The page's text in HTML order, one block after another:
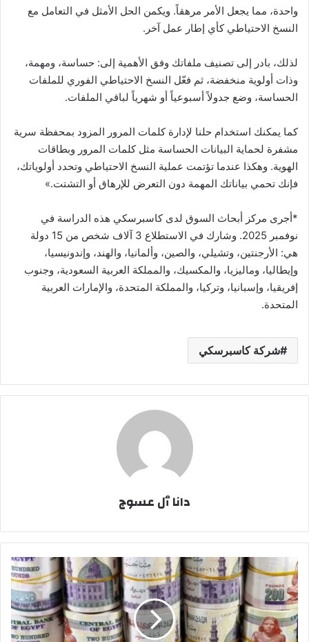
واحدة، مما يجعل الأمر مرهقاً. ويكمن الحل الأمثل في التعامل مع
النسخ الاحتياطي كأي إطار عمل آخر.
لذلك، بادر إلى تصنيف ملفاتك وفق الأهمية إلى: حساسة، ومهمة،
وذات أولوية منخفضة، ثم فعّل النسخ الاحتياطي الفوري للملفات
الحساسة، وضع جدولاً أسبوعياً أو شهرياً لباقي الملفات.
كما يمكنك استخدام حلنا لإدارة كلمات المرور المزود بمحفظة سرية
مشفرة لحماية البيانات الحساسة مثل كلمات المرور وبطاقات
الهوية. وهكذا عندما تؤتمت عملية النسخ الاحتياطي وتحدد أولوياتك،
فإنك تحمي بياناتك المهمة دون التعرض للإرهاق أو التشتت.»
*أجرى مركز أبحاث السوق لدى كاسبرسكي هذه الدراسة في
نوفمبر 2025. وشارك في الاستطلاع 3 آلاف شخص من 15 دولة
هي: الأرجنتين، وتشيلي، والصين، وألمانيا، والهند، وإندونيسيا،
وإيطاليا، وماليزيا، والمكسيك، والمملكة العربية السعودية، وجنوب
إفريقيا، وإسبانيا، وتركيا، والمملكة المتحدة، والإمارات العربية
المتحدة.
شركة كاسبرسكي
دانا ٱل عسوج
سعر
الدولار
في
مصر
يقترب
من